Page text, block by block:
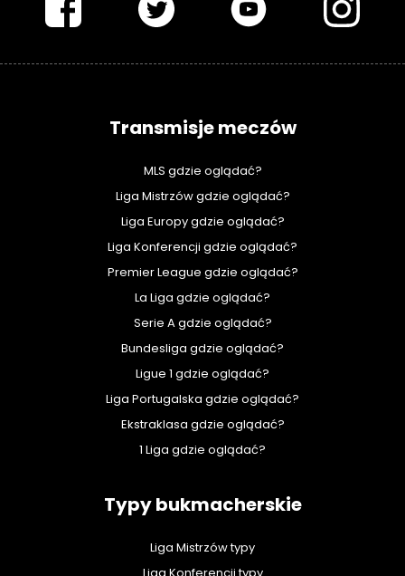
Transmisje meczów
MLS gdzie oglądać?
Liga Mistrzów gdzie oglądać?
Liga Europy gdzie oglądać?
Liga Konferencji gdzie oglądać?
Premier League gdzie oglądać?
La Liga gdzie oglądać?
Serie A gdzie oglądać?
Bundesliga gdzie oglądać?
Ligue 1 gdzie oglądać?
Liga Portugalska gdzie oglądać?
Ekstraklasa gdzie oglądać?
1 Liga gdzie oglądać?
Typy bukmacherskie
Liga Mistrzów typy